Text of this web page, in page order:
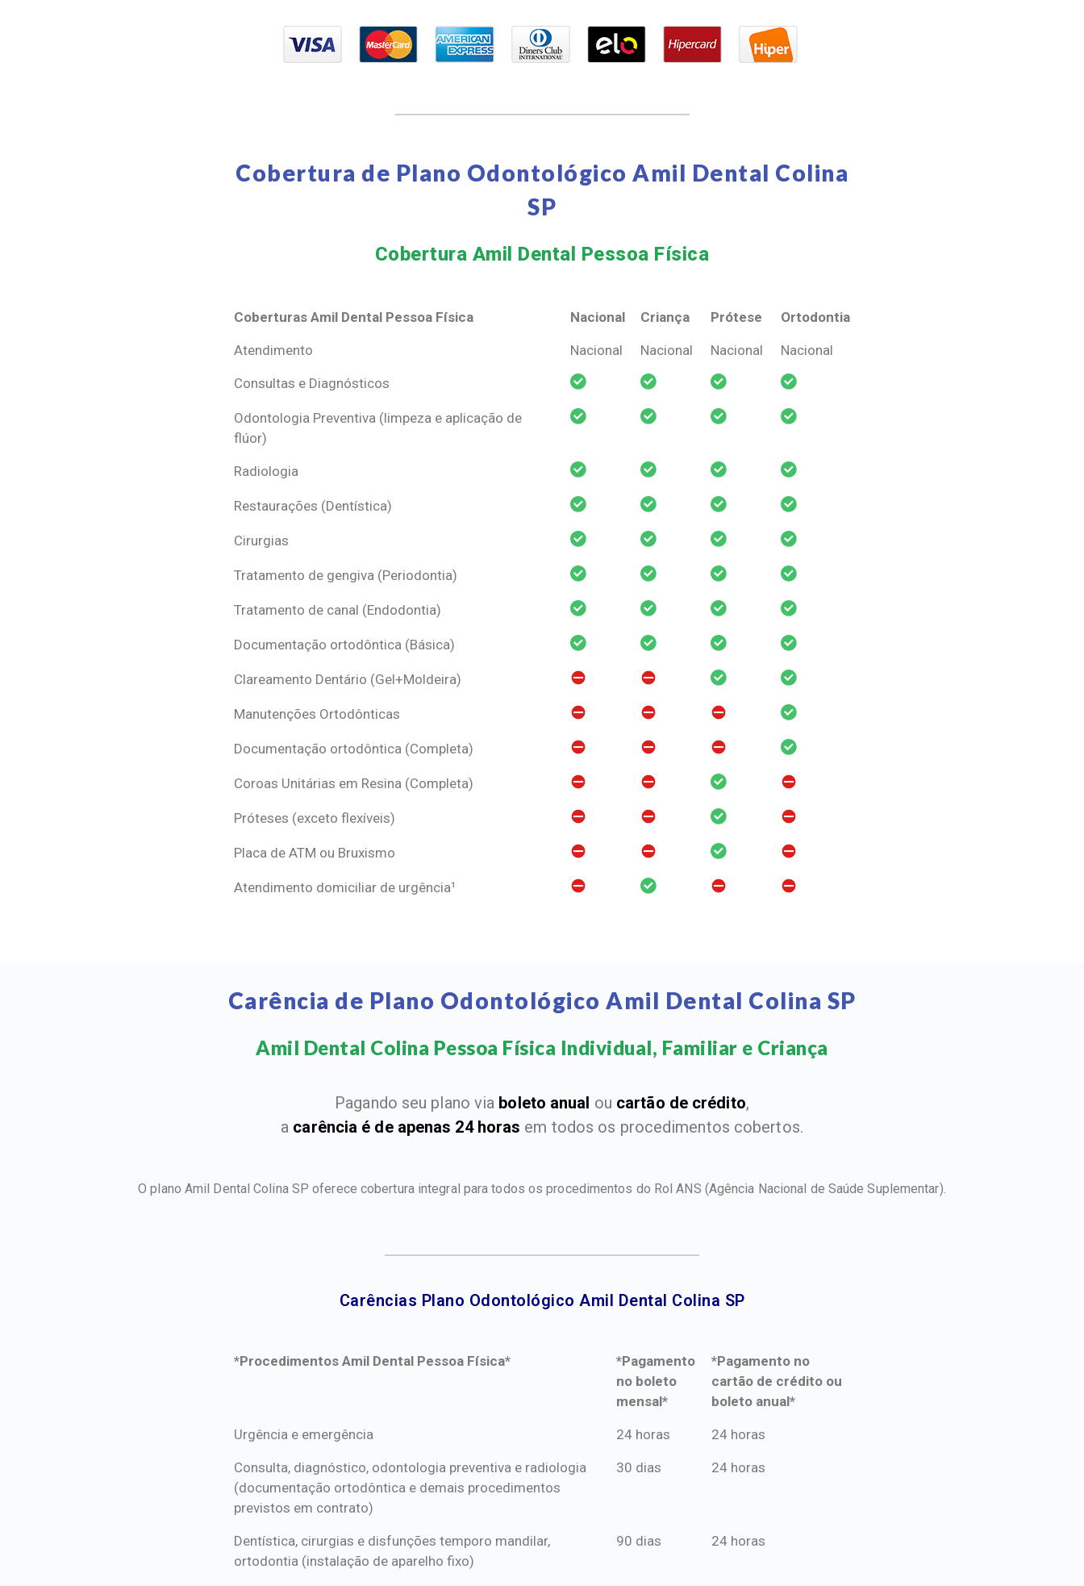
Cobertura de Plano Odontológico Amil Dental Colina
SP
Cobertura Amil Dental Pessoa Física​
Coberturas Amil Dental Pessoa Física Nacional Criança Prótese
Ortodontia
Coberturas Amil Dental Pessoa Física
Nacional Criança Prótese Ortodontia
Atendimento Nacional Nacional Nacional Nacional
Consultas e Diagnósticos
Odontologia Preventiva (limpeza e aplicação de
flúor)
Radiologia
Restaurações (Dentística)
Cirurgias
Tratamento de gengiva (Periodontia)
Tratamento de canal (Endodontia)
Documentação ortodôntica (Básica)
Clareamento Dentário (Gel+Moldeira)
Manutenções Ortodônticas
Documentação ortodôntica (Completa)
Coroas Unitárias em Resina (Completa)
Próteses (exceto flexíveis)
Placa de ATM ou Bruxismo
Atendimento domiciliar de urgência¹
Carência de Plano Odontológico Amil Dental Colina SP
Amil Dental Colina Pessoa Física Individual, Familiar e Criança​
Pagando seu plano via boleto anual ou cartão de crédito,
a carência é de apenas 24 horas em todos os procedimentos cobertos.
O plano Amil Dental Colina SP oferece cobertura integral para todos os procedimentos do Rol ANS (Agência Nacional de Saúde Suplementar).
Carências Plano Odontológico Amil Dental Colina SP​
*Procedimentos Amil Dental Pessoa Física*
*Pagamento
no boleto
mensal*
*Pagamento no
cartão de crédito ou
boleto anual*
*Procedimentos Amil Dental Pessoa Física*
*Pagamento
mensal*
*Pagamento no
boleto anual*
Urgência e emergência 24 horas 24 horas
Consulta, diagnóstico, odontologia preventiva e radiologia
(documentação ortodôntica e demais procedimentos
previstos em contrato)
30 dias 24 horas
Dentística, cirurgias e disfunções temporo mandilar,
ortodontia (instalação de aparelho fixo)
90 dias 24 horas